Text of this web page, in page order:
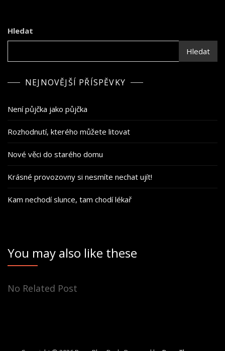
Hledat
Hledat
NEJNOVĚJŠÍ PŘÍSPĚVKY
Není půjčka jako půjčka
Rozhodnutí, kterého můžete litovat
Nové věci do starého domu
Krásné provozovny si nesmíte nechat ujít!
Kam nechodí slunce, tam chodí lékař
You may also like these
No Related Post